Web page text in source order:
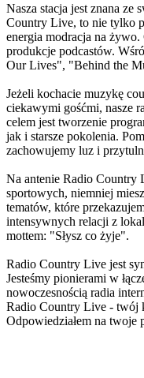
Nasza stacja jest znana ze
Country Live, to nie tylko
energia modracja na
produkcje podcastów.
Our Lives", "Behind the
Jeżeli kochacie muzykę
ciekawymi gośćmi, nasze
celem jest tworzenie
jak i starsze pokolenia.
zachowujemy luz i
Na antenie Radio Country
sportowych, niemniej
tematów, które
intensywnych relacji z
mottem: "Słysz co żyje".
Radio Country Live jest
Jesteśmy pionierami w
nowoczesnością radia
Radio Country Live - twój
Odpowiedziałem na twoje